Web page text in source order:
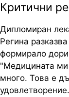
Критични
Дипломиран
Регина
формирало
"Медицината ми
много. Това е